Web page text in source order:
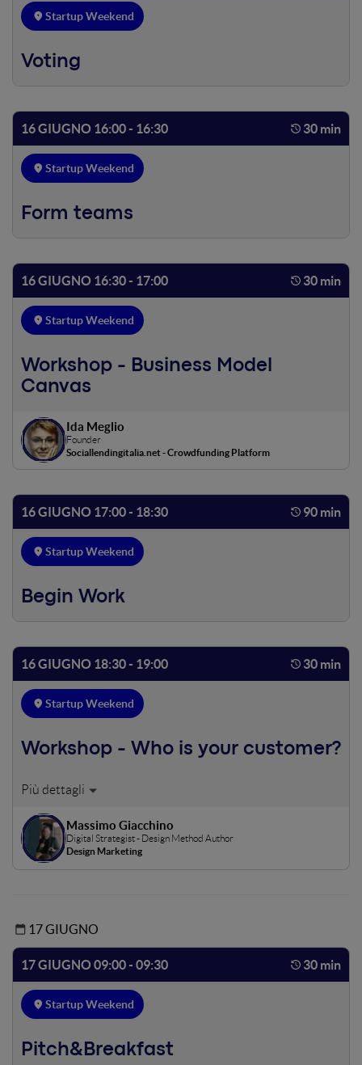
17 GIUGNO
Startup Weekend
Voting
16 GIUGNO 16:00 - 16:30 30 min
Startup Weekend
Form teams
16 GIUGNO 16:30 - 17:00 30 min
Startup Weekend
Workshop - Business Model
Canvas
Ida Meglio
Founder
Sociallendingitalia.net - Crowdfunding Platform
16 GIUGNO 17:00 - 18:30 90 min
Startup Weekend
Begin Work
16 GIUGNO 18:30 - 19:00 30 min
Startup Weekend
Workshop - Who is your customer?
How to identify buyer personas with micro-data.
Massimo Giacchino
Digital Strategist - Design Method Author
Design Marketing
17 GIUGNO 09:00 - 09:30 30 min
Startup Weekend
Pitch&Breakfast